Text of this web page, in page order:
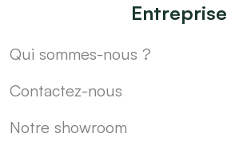
Entreprise
Qui sommes-nous ?
Contactez-nous
Notre showroom